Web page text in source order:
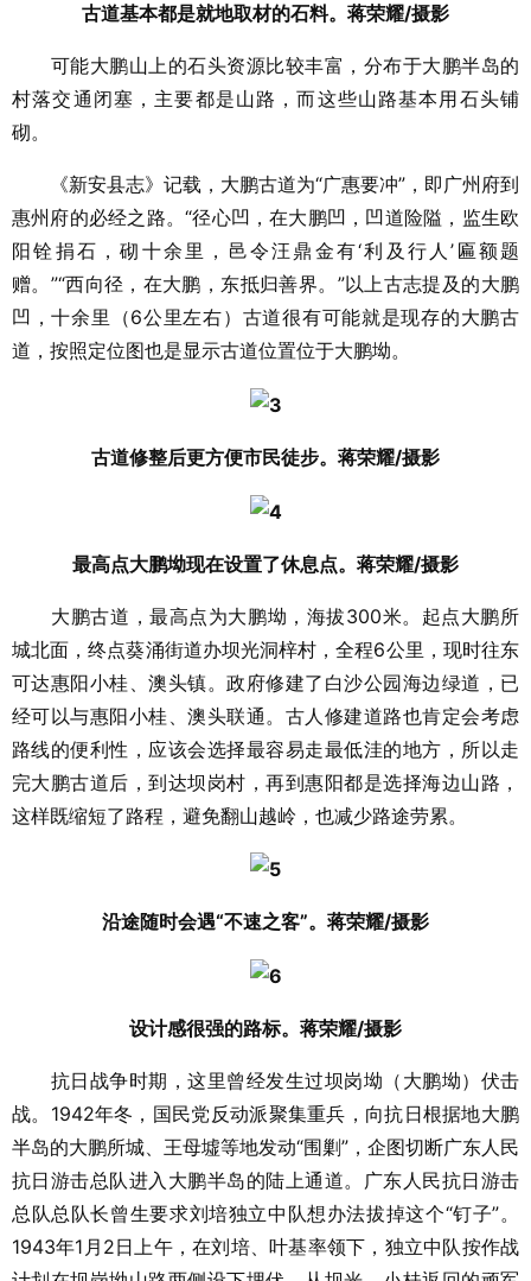
古道基本都是就地取材的石料。蒋荣耀/摄影
可能大鹏山上的石头资源比较丰富，分布于大鹏半岛的
村落交通闭塞，主要都是山路，而这些山路基本用石头铺
砌。
《新安县志》记载，大鹏古道为“广惠要冲”，即广州府到
惠州府的必经之路。“径心凹，在大鹏凹，凹道险隘，监生欧
阳铨捐石，砌十余里，邑令汪鼎金有‘利及行人’匾额题
赠。”“西向径，在大鹏，东抵归善界。”以上古志提及的大鹏
凹，十余里（6公里左右）古道很有可能就是现存的大鹏古
道，按照定位图也是显示古道位置位于大鹏坳。
古道修整后更方便市民徒步。蒋荣耀/摄影
最高点大鹏坳现在设置了休息点。蒋荣耀/摄影
大鹏古道，最高点为大鹏坳，海拔300米。起点大鹏所
城北面，终点葵涌街道办坝光洞梓村，全程6公里，现时往东
可达惠阳小桂、澳头镇。政府修建了白沙公园海边绿道，已
经可以与惠阳小桂、澳头联通。古人修建道路也肯定会考虑
路线的便利性，应该会选择最容易走最低洼的地方，所以走
完大鹏古道后，到达坝岗村，再到惠阳都是选择海边山路，
这样既缩短了路程，避免翻山越岭，也减少路途劳累。
沿途随时会遇“不速之客”。蒋荣耀/摄影
设计感很强的路标。蒋荣耀/摄影
抗日战争时期，这里曾经发生过坝岗坳（大鹏坳）伏击
战。1942年冬，国民党反动派聚集重兵，向抗日根据地大鹏
半岛的大鹏所城、王母墟等地发动“围剿”，企图切断广东人民
抗日游击总队进入大鹏半岛的陆上通道。广东人民抗日游击
总队总队长曾生要求刘培独立中队想办法拔掉这个“钉子”。
1943年1月2日上午，在刘培、叶基率领下，独立中队按作战